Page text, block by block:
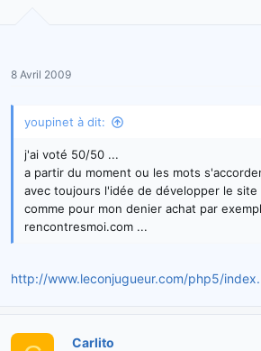
8 Avril 2009
youpinet à dit:
j'ai voté 50/50 ...
a partir du moment ou les mots
avec toujours l'idée de développer le site
comme pour mon denier achat par
rencontresmoi.com ...
http://www.leconjugueur.com/php5/
Carlito